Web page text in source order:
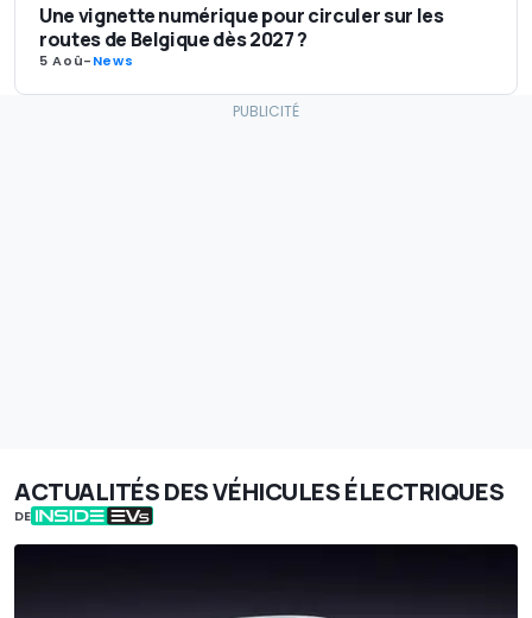
Une vignette numérique pour circuler sur les
routes de Belgique dès 2027 ?
5 Aoû-News
ACTUALITÉS DES VÉHICULES ÉLECTRIQUES
DE